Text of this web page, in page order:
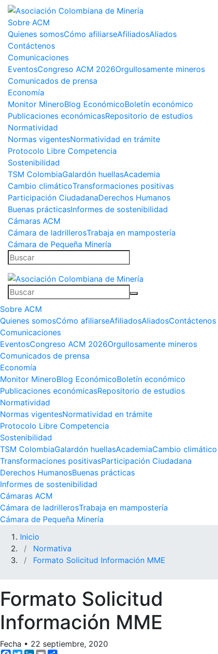
Sobre ACM
Quienes somosCómo afiliarseAfiliadosAliados
Contáctenos
Comunicaciones
EventosCongreso ACM 2026Orgullosamente mineros
Comunicados de prensa
Economía
Monitor MineroBlog EconómicoBoletín económico
Publicaciones económicasRepositorio de estudios
Normatividad
Normas vigentesNormatividad en trámite
Protocolo Libre Competencia
Sostenibilidad
TSM ColombiaGalardón huellasAcademia
Cambio climáticoTransformaciones positivas
Participación CiudadanaDerechos Humanos
Buenas prácticasInformes de sostenibilidad
Cámaras ACM
Cámara de ladrillerosTrabaja en mampostería
Cámara de Pequeña Minería
Sobre ACM
Quienes somosCómo afiliarseAfiliadosAliadosContáctenos
Comunicaciones
EventosCongreso ACM 2026Orgullosamente mineros
Comunicados de prensa
Economía
Monitor MineroBlog EconómicoBoletín económico
Publicaciones económicasRepositorio de estudios
Normatividad
Normas vigentesNormatividad en trámite
Protocolo Libre Competencia
Sostenibilidad
TSM ColombiaGalardón huellasAcademiaCambio climático
Transformaciones positivasParticipación Ciudadana
Derechos HumanosBuenas prácticas
Informes de sostenibilidad
Cámaras ACM
Cámara de ladrillerosTrabaja en mampostería
Cámara de Pequeña Minería
Inicio
Normativa
Formato Solicitud Información MME
Formato Solicitud
Información MME
Fecha • 22 septiembre, 2020